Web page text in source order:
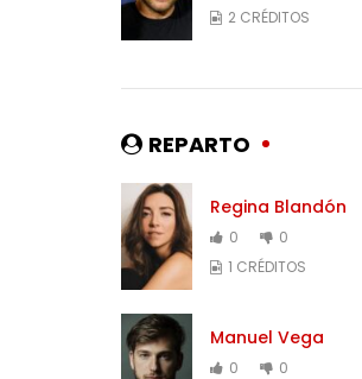
2 CRÉDITOS
REPARTO
Regina Blandón
0
0
1 CRÉDITOS
Manuel Vega
0
0